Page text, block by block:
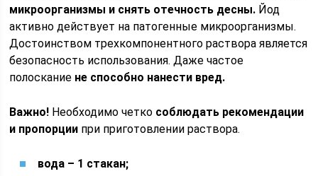
микроорганизмы и снять отечность десны. Йод
активно действует на патогенные микроорганизмы.
Достоинством трехкомпонентного раствора является
безопасность использования. Даже частое
полоскание не способно нанести вред.
Важно! Необходимо четко соблюдать рекомендации
и пропорции при приготовлении раствора.
вода – 1 стакан;